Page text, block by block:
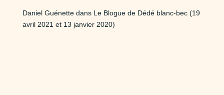
Daniel Guénette dans Le Blogue de Dédé blanc-bec (19
avril 2021 et 13 janvier 2020)